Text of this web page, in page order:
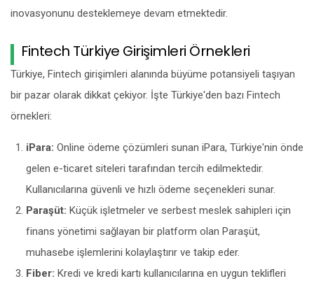
inovasyonunu desteklemeye devam etmektedir.
Fintech Türkiye Girişimleri Örnekleri
Türkiye, Fintech girişimleri alanında büyüme potansiyeli taşıyan
bir pazar olarak dikkat çekiyor. İşte Türkiye'den bazı Fintech
örnekleri:
iPara: Online ödeme çözümleri sunan iPara, Türkiye'nin önde
gelen e-ticaret siteleri tarafından tercih edilmektedir.
Kullanıcılarına güvenli ve hızlı ödeme seçenekleri sunar.
Paraşüt: Küçük işletmeler ve serbest meslek sahipleri için
finans yönetimi sağlayan bir platform olan Paraşüt,
muhasebe işlemlerini kolaylaştırır ve takip eder.
Fiber: Kredi ve kredi kartı kullanıcılarına en uygun teklifleri